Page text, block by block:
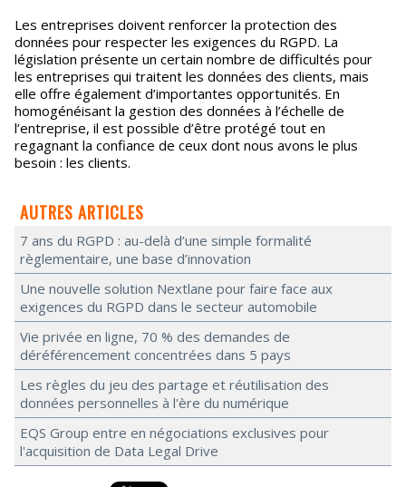
Les entreprises doivent renforcer la protection des
données pour respecter les exigences du RGPD. La
législation présente un certain nombre de difficultés pour
les entreprises qui traitent les données des clients, mais
elle offre également d’importantes opportunités. En
homogénéisant la gestion des données à l’échelle de
l’entreprise, il est possible d’être protégé tout en
regagnant la confiance de ceux dont nous avons le plus
besoin : les clients.
AUTRES ARTICLES
7 ans du RGPD : au-delà d’une simple formalité
règlementaire, une base d’innovation
Une nouvelle solution Nextlane pour faire face aux
exigences du RGPD dans le secteur automobile
Vie privée en ligne, 70 % des demandes de
déréférencement concentrées dans 5 pays
Les règles du jeu des partage et réutilisation des
données personnelles à l'ère du numérique
EQS Group entre en négociations exclusives pour
l'acquisition de Data Legal Drive